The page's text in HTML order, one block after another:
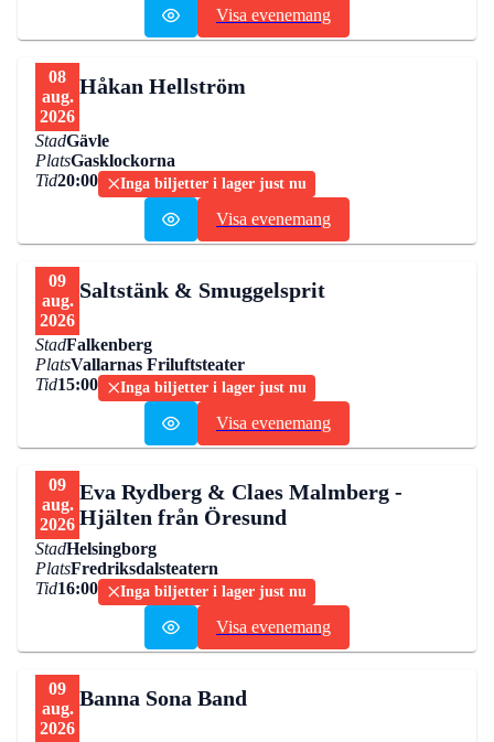
Visa evenemang
08
aug.
2026
Håkan Hellström
StadGävle
PlatsGasklockorna
Tid20:00 Inga biljetter i lager just nu
Visa evenemang
09
aug.
2026
Saltstänk & Smuggelsprit
StadFalkenberg
PlatsVallarnas Friluftsteater
Tid15:00 Inga biljetter i lager just nu
Visa evenemang
09
aug.
2026
Eva Rydberg & Claes Malmberg -
Hjälten från Öresund
StadHelsingborg
PlatsFredriksdalsteatern
Tid16:00 Inga biljetter i lager just nu
Visa evenemang
09
aug.
2026
Banna Sona Band